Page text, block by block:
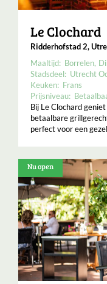
Le Clochard
Ridderhofstad 2,
Maaltijd: Borrelen
Stadsdeel: Utrecht
Keuken: Frans
Prijsniveau:
Bij Le Clochard
betaalbare
perfect voor een
Nu open